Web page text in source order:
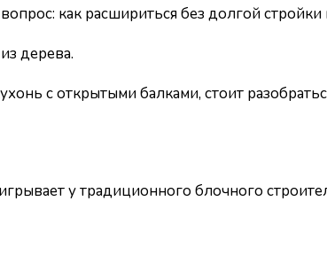
как расшириться без долгой
дерева.
с открытыми балками, стоит
у традиционного блочного